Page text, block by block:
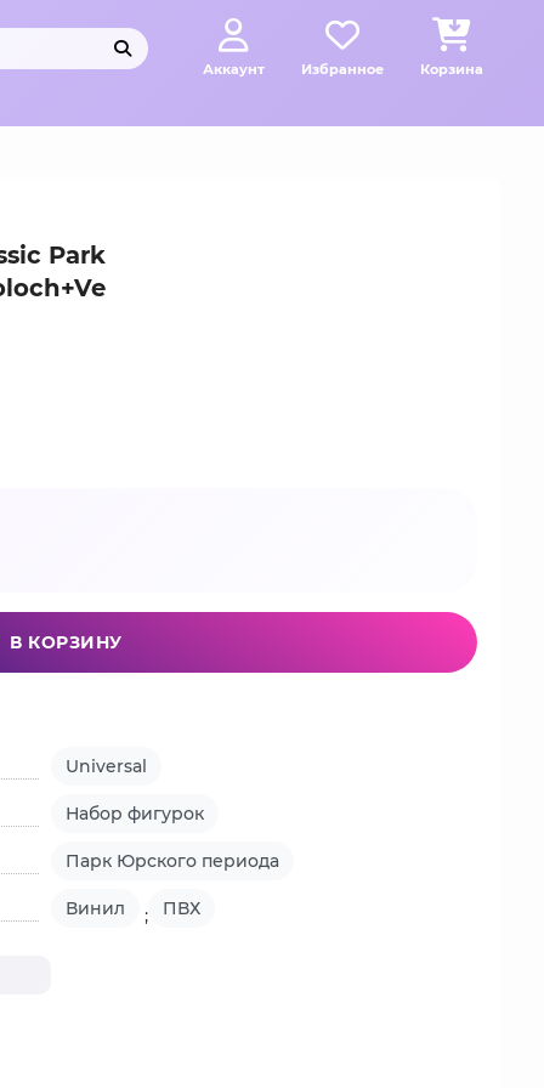
Аккаунт Избранное Корзина
Park
В КОРЗИНУ
Universal
Набор фигурок
Парк Юрского периода
Винил ; ПВХ